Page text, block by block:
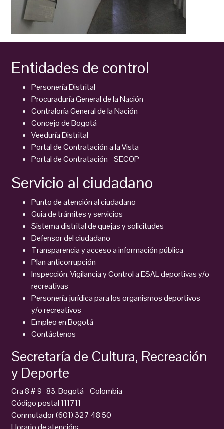
Entidades de control
Personería Distrital
Procuraduría General de la Nación
Contraloría General de la Nación
Concejo de Bogotá
Veeduría Distrital
Portal de Contratación a la Vista
Portal de Contratación - SECOP
Servicio al ciudadano
Punto de atención al ciudadano
Guia de trámites y servicios
Sistema distrital de quejas y solicitudes
Defensor del ciudadano
Transparencia y acceso a información pública
Plan anticorrupción
Inspección, Vigilancia y Control a ESAL deportivas y/o
recreativas
Personería jurídica para los organismos deportivos
y/o recreativos
Empleo en Bogotá
Contáctenos
Secretaría de Cultura, Recreación
y Deporte
Cra 8 # 9 -83, Bogotá - Colombia
Código postal 111711
Conmutador (601) 327 48 50
Horario de atención: